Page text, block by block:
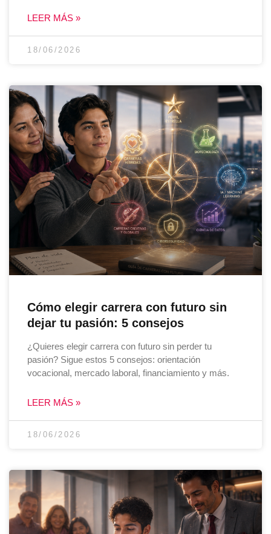
LEER MÁS »
18/06/2026
Cómo elegir carrera con futuro sin
dejar tu pasión: 5 consejos
¿Quieres elegir carrera con futuro sin perder tu
pasión? Sigue estos 5 consejos: orientación
vocacional, mercado laboral, financiamiento y más.
LEER MÁS »
18/06/2026